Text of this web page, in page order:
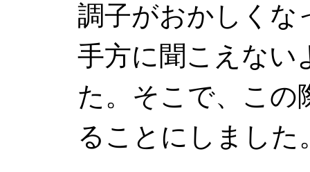
調子がおかしくな
手方に聞こえない
た。そこで、この
ることにしました